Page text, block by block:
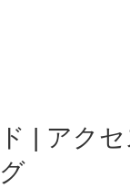
| アクセ